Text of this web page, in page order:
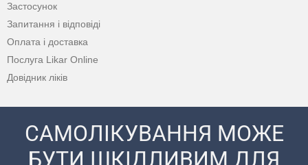
Застосунок
Запитання і відповіді
Оплата і доставка
Послуга Likar Online
Довідник ліків
САМОЛІКУВАННЯ МОЖЕ